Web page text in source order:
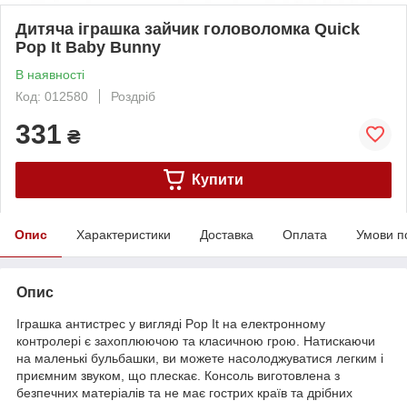
Дитяча іграшка зайчик головоломка Quick
Pop It Baby Bunny
В наявності
Код: 012580
Роздріб
331 ₴
Купити
Опис Характеристики Доставка Оплата Умови
Опис
Іграшка антистрес у вигляді Pop It на електронному
контролері є захоплюючою та класичною грою. Натискаючи
на маленькі бульбашки, ви можете насолоджуватися легким і
приємним звуком, що плескає. Консоль виготовлена з
безпечних матеріалів та не має гострих країв та дрібних